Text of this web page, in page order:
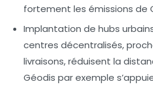
fortement les émissions de
Implantation de hubs
centres décentralisés,
livraisons, réduisent la
Géodis par exemple